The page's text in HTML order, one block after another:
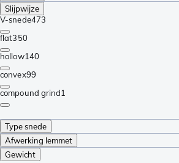
Slijpwijze
V-snede473
flat350
hollow140
convex99
compound grind1
Type snede
Afwerking lemmet
Gewicht